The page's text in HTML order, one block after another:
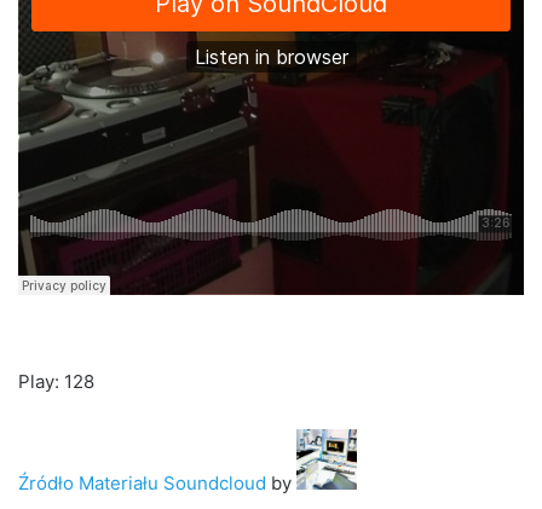
Play: 128
Źródło Materiału Soundcloud by